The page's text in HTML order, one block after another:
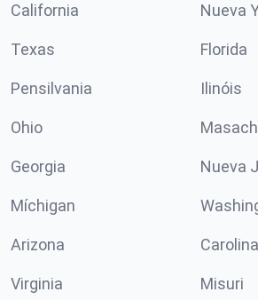
California Nueva
Texas Florida
Pensilvania Ilinóis
Ohio
Georgia Nueva
Míchigan
Arizona
Virginia Misuri